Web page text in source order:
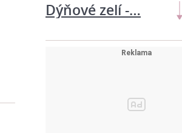
Dýňové zelí -…